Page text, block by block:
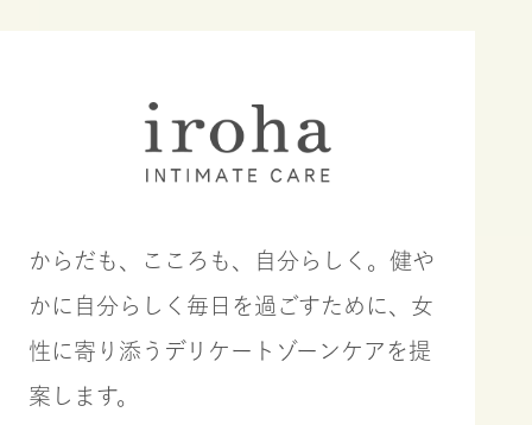
からだも、こころも、自分らしく。健や
かに自分らしく毎日を過ごすために、女
性に寄り添うデリケートゾーンケアを提
案します。